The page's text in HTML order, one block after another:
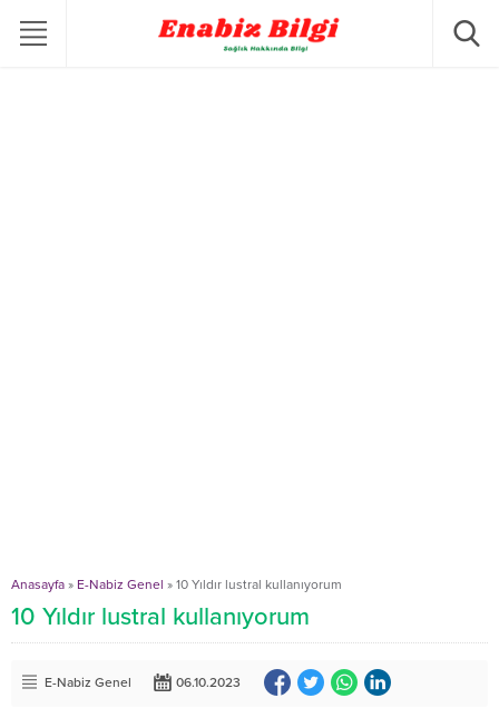
Anasayfa » E-Nabiz Genel » 10 Yıldır lustral kullanıyorum
10 Yıldır lustral kullanıyorum
E-Nabiz Genel 06.10.2023